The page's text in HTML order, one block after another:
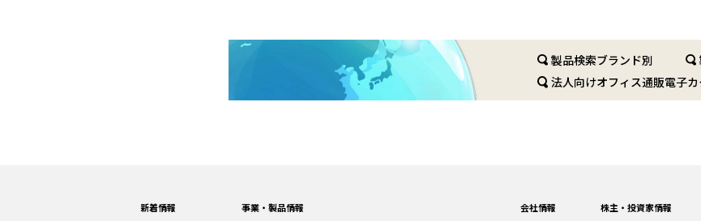
製品検索ブランド別
法人向けオフィス通販電子
新着情報
事業・製品情報
会社情報
株主・投資家情報